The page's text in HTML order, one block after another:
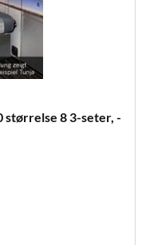
størrelse 8 3-seter, -